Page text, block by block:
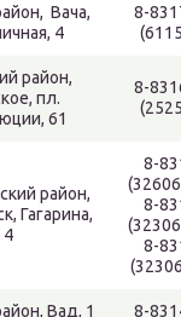
Вача,
4
8-
район,
пл.
61
8-
район,
Гагарина,
4
8-
8-
8-
Вад, 1
8-